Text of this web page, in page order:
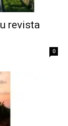
revista
0